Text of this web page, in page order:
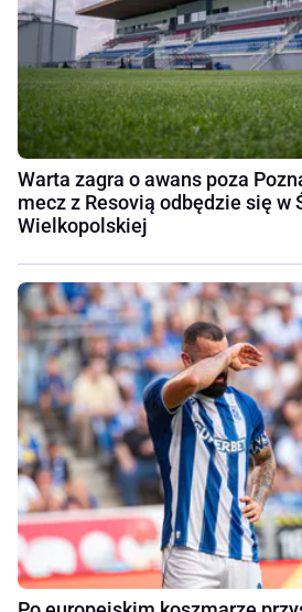
Warta zagra o awans poza
mecz z Resovią odbędzie się w
Wielkopolskiej